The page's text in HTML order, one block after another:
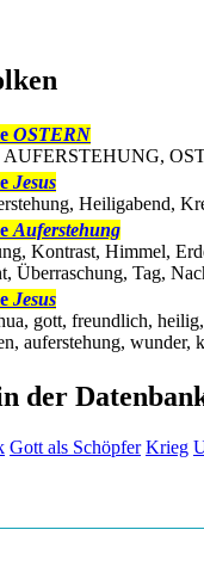
OSTERN
AUFERSTEHUNG,
Jesus
Heiligabend,
Auferstehung
Kontrast, Himmel,
Überraschung, Tag,
Jesus
gott, freundlich,
auferstehung, wunder,
der
Gott als Schöpfer Krieg